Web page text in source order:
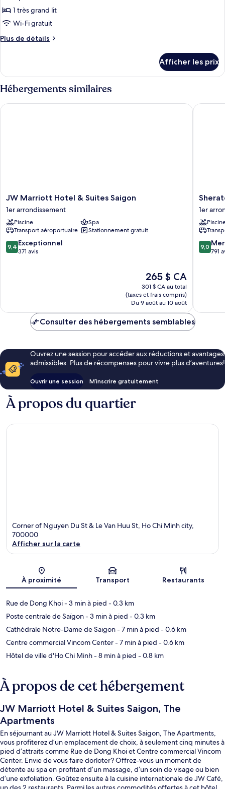
ce
type
chambre :
chambres
1 très grand lit
Wi-Fi gratuit
Plus de détails
Plus
Appartement,
2
chambres
Afficher les prix
Hébergements similaires
JW
Marriott
Hotel
&
Suites
Saigon
1er
JW Marriott Hotel & Suites Saigon
1er arrondissement
Piscine
Spa
Transport aéroportuaire
Stationnement gratuit
9.4
sur
9,4 Exceptionnel
371 avis
Le
prix
est
de
265 $ CA
265 $ CA
301 $ CA au total
(taxes et frais compris)
Du 9 août au 10 août
JW Marriott Hotel & Suites Saigon
Saigon
Grand
Opera
Hotel
1er
1er
9.0
sur
9,0
791
Consulter des hébergements semblables
Ouvrez une session pour accéder aux réductions et avantages
admissibles. Plus de récompenses pour vivre plus d’aventures!
Ouvrir une session M’inscrire gratuitement
À propos du quartier
Corner of Nguyen Du St & Le Van Huu St, Ho Chi Minh city,
700000
Afficher sur la carte
À proximité Transport Restaurants
Rue de Dong Khoi- 3 min à pied - 0.3 km
Poste centrale de Saïgon- 3 min à pied - 0.3 km
Cathédrale Notre-Dame de Saïgon- 7 min à pied - 0.6 km
Centre commercial Vincom Center- 7 min à pied - 0.6 km
Hôtel de ville d'Ho Chi Minh- 8 min à pied - 0.8 km
À propos de cet hébergement
JW Marriott Hotel & Suites Saigon, The
Apartments
En séjournant au JW Marriott Hotel & Suites Saigon, The Apartments,
vous profiterez d’un emplacement de choix, à seulement cinq minutes à
pied d’attraits comme Rue de Dong Khoi et Centre commercial Vincom
Center. Envie de vous faire dorloter? Offrez-vous un moment de
détente au spa en profitant d’un massage, d’un soin de visage ou bien
d’une exfoliation. Goûtez ensuite à la cuisine internationale de JW Café,
un des 2 restaurants. Parmi les autres commodités offertes à cet hôtel